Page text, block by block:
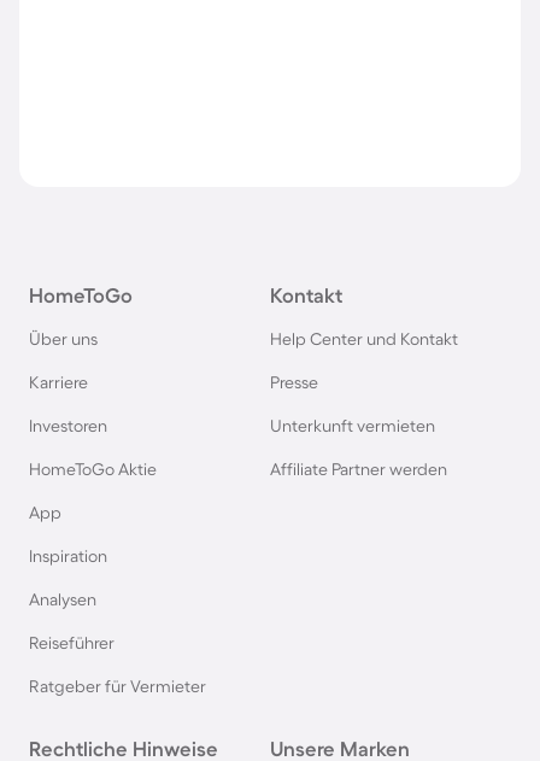
HomeToGo
Über uns
Karriere
Investoren
HomeToGo Aktie
App
Inspiration
Analysen
Reiseführer
Ratgeber für Vermieter
Kontakt
Help Center und Kontakt
Presse
Unterkunft vermieten
Affiliate Partner werden
Rechtliche Hinweise Unsere Marken